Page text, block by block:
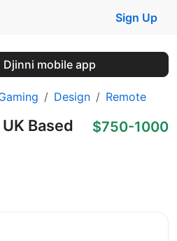
Sign Up
Djinni mobile app
Design Remote
Based
$750-1000